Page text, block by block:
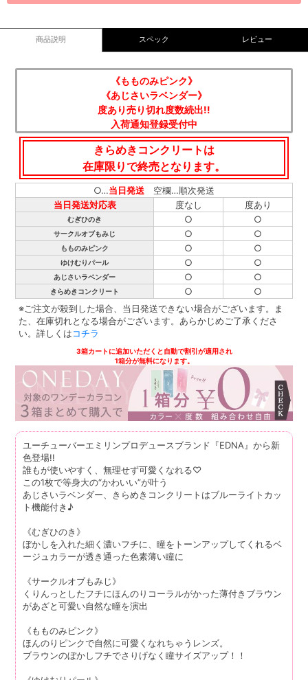
商品説明 スペック レビュー
《もものみピンク》
《あじさいラベンダー》
度あり売り切れ度数続出!!
入荷通知登録受付中
きらめきコンクリートは
在庫限りで終売となります。
○…当日発送 空欄…順次発送
当日発送対応表
度なし 度あり
むぎひのき ○ ○
サークルオブもみじ ○ ○
もものみピンク ○ ○
ゆけむりパール ○ ○
あじさいラベンダー ○ ○
きらめきコンクリート ○
○
※ご注文が殺到した場合、当日発送できない場合がございます。ま
た、在庫切れとなる場合がございます。あらかじめご了承くださ
い。詳しくはコチラ
3箱カートに追加いただくと自動で割引が適用され
1箱分が無料になります。
ユーチューバーエミリンプロデュースブランド『EDNA』から新
色登場!!
誰もが使いやすく、無理せず可愛くなれる♡
この1枚で等身大の“かわいい”が叶う
あじさいラベンダー、きらめきコンクリートはブルーライトカッ
ト機能付き♪
《むぎひのき》
ぼかしを入れた細く濃いフチに、瞳をトーンアップしてくれるベ
ージュカラーが透き通った色素薄い瞳に
《サークルオブもみじ》
くりんっとしたフチにほんのりコーラルがかった薄付きブラウン
があざと可愛い自然な瞳を演出
《もものみピンク》
ほんのりピンクで自然に可愛くなれちゃうレンズ。
ブラウンのぼかしフチでさりげなく瞳サイズアップ！！